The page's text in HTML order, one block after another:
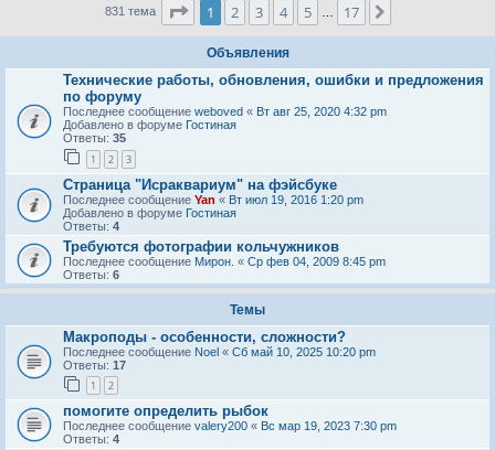
831 тема Страница1 из
1 2 3 4 5 17
Объявления
Технические работы, обновления, ошибки и предложения
по форуму
Последнее сообщение weboved « Вт авг 25, 2020 4:32 pm
Добавлено в форуме Гостиная
Ответы: 35
1 2 3
Страница "Исраквариум" на фэйсбуке
Последнее сообщение Yan « Вт июл 19, 2016 1:20 pm
Добавлено в форуме Гостиная
Ответы: 4
Требуются фотографии кольчужников
Последнее сообщение Мирон. « Ср фев 04, 2009 8:45 pm
Ответы: 6
Темы
Макроподы - особенности, сложности?
Последнее сообщение Noel « Сб май 10, 2025 10:20 pm
Ответы: 17
1 2
помогите определить рыбок
Последнее сообщение valery200 « Вс мар 19, 2023 7:30 pm
Ответы: 4